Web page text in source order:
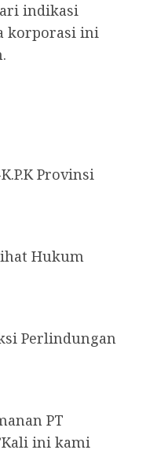
indikasi
korporasi ini
Provinsi
Hukum
Perlindungan
PT
ini kami